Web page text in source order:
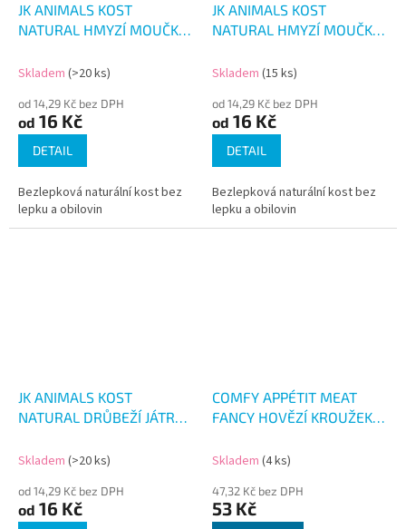
JK ANIMALS KOST
NATURAL HMYZÍ MOUČKA
Skladem (>20 ks)
od 14,29 Kč bez DPH
od 16 Kč
DETAIL
Bezlepková naturální kost bez
lepku a obilovin
JK ANIMALS KOST
NATURAL HMYZÍ MOUČKA
Skladem (15 ks)
od 14,29 Kč bez DPH
od 16 Kč
DETAIL
Bezlepková naturální kost bez
lepku a obilovin
JK ANIMALS KOST
NATURAL DRŮBEŽÍ JÁTRA
Skladem (>20 ks)
od 14,29 Kč bez DPH
od 16 Kč
COMFY APPÉTIT MEAT
FANCY HOVĚZÍ KROUŽEK
Skladem (4 ks)
47,32 Kč bez DPH
53 Kč